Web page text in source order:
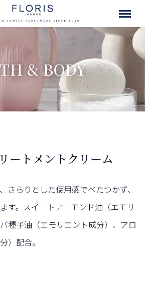
& BODY
ートメントクリーム
さらりとした使用感でべたつかず、
す。スイートアーモンド油（エモリ
種子油（エモリエント成分）、アロ
）配合。